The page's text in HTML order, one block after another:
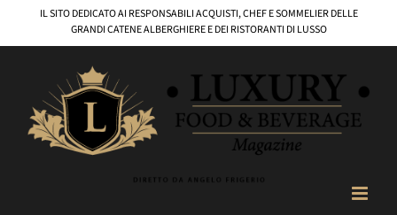
contenuto
IL SITO DEDICATO AI RESPONSABILI ACQUISTI, CHEF E SOMMELIER DELLE
GRANDI CATENE ALBERGHIERE E DEI RISTORANTI DI LUSSO